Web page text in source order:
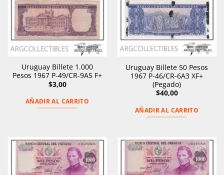
Uruguay Billete 1.000
Pesos 1967 P-49/CR-9A5 F+
$3,00
AÑADIR AL CARRITO
Uruguay Billete 50 Pesos
1967 P-46/CR-6A3 XF+
(Pegado)
$40,00
AÑADIR AL CARRITO